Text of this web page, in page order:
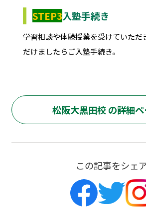
STEP3入塾手続き
学習相談や体験授業を受けていただ
だけましたらご入塾手続き。
松阪大黒田校 の詳細
この記事をシェ